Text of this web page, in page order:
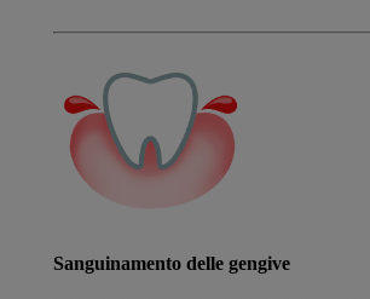
Sanguinamento delle gengive